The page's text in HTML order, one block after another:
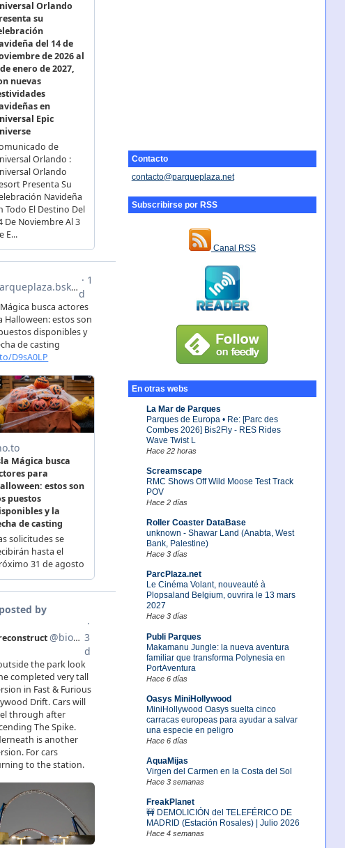
Contacto
contacto@parqueplaza.net
Subscribirse por RSS
Canal RSS
En otras webs
La Mar de Parques
Parques de Europa • Re: [Parc des
Combes 2026] Bis2Fly - RES Rides
Wave Twist L
Hace 22 horas
Screamscape
RMC Shows Off Wild Moose Test Track
POV
Hace 2 días
Roller Coaster DataBase
unknown - Shawar Land (Anabta, West
Bank, Palestine)
Hace 3 días
ParcPlaza.net
Le Cinéma Volant, nouveauté à
Plopsaland Belgium, ouvrira le 13 mars
2027
Hace 3 días
Publi Parques
Makamanu Jungle: la nueva aventura
familiar que transforma Polynesia en
PortAventura
Hace 6 días
Oasys MiniHollywood
MiniHollywood Oasys suelta cinco
carracas europeas para ayudar a salvar
una especie en peligro
Hace 6 días
AquaMijas
Virgen del Carmen en la Costa del Sol
Hace 3 semanas
FreakPlanet
🚧 DEMOLICIÓN del TELEFÉRICO DE
MADRID (Estación Rosales) | Julio 2026
Hace 4 semanas